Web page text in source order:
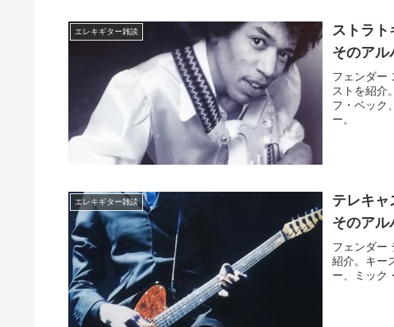
エレキギター雑談
ストラト
そのアル
フェンダー
ストを紹介
フ・ベック
ー。
エレキギター雑談
テレキャ
そのアル
フェンダー
紹介。キー
ー、ミック